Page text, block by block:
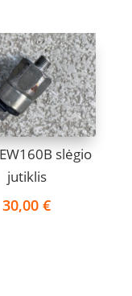
slėgio
jutiklis
30,00€